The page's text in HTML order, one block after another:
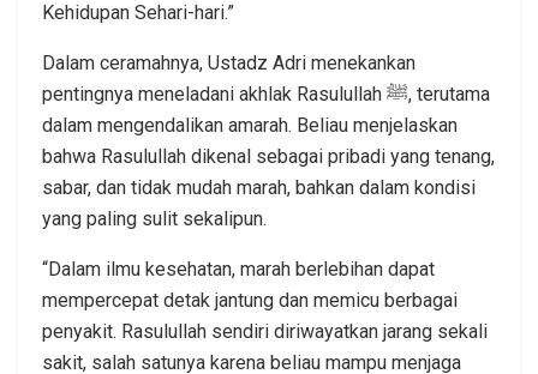
Kehidupan Sehari-hari.”
Dalam ceramahnya, Ustadz Adri menekankan
pentingnya meneladani akhlak Rasulullah ﷺ, terutama
dalam mengendalikan amarah. Beliau menjelaskan
bahwa Rasulullah dikenal sebagai pribadi yang tenang,
sabar, dan tidak mudah marah, bahkan dalam kondisi
yang paling sulit sekalipun.
“Dalam ilmu kesehatan, marah berlebihan dapat
mempercepat detak jantung dan memicu berbagai
penyakit. Rasulullah sendiri diriwayatkan jarang sekali
sakit, salah satunya karena beliau mampu menjaga